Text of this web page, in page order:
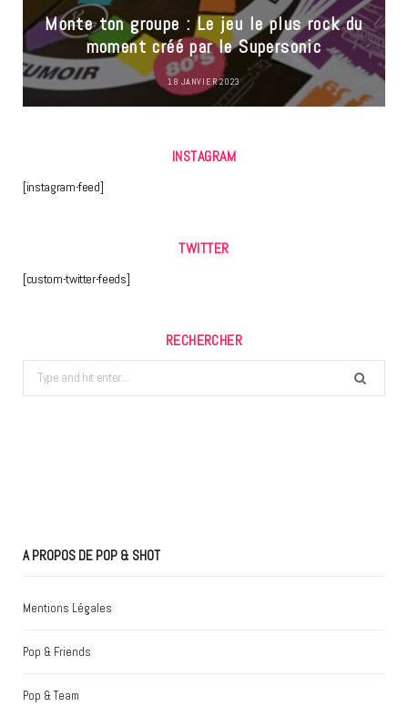
Monte ton groupe : Le jeu le plus rock du
moment créé par le Supersonic
18 JANVIER 2023
INSTAGRAM
[instagram-feed]
TWITTER
[custom-twitter-feeds]
RECHERCHER
Search
for:
A PROPOS DE POP & SHOT
Mentions Légales
Pop & Friends
Pop & Team